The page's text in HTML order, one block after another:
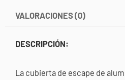
VALORACIONES (0)
DESCRIPCIÓN:
La cubierta de escape de